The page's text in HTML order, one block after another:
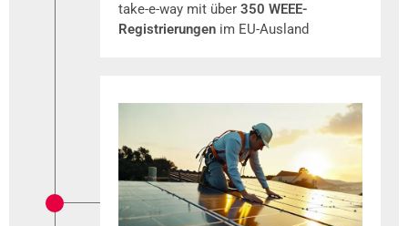
take-e-way mit über 350 WEEE-
Registrierungen im EU-Ausland